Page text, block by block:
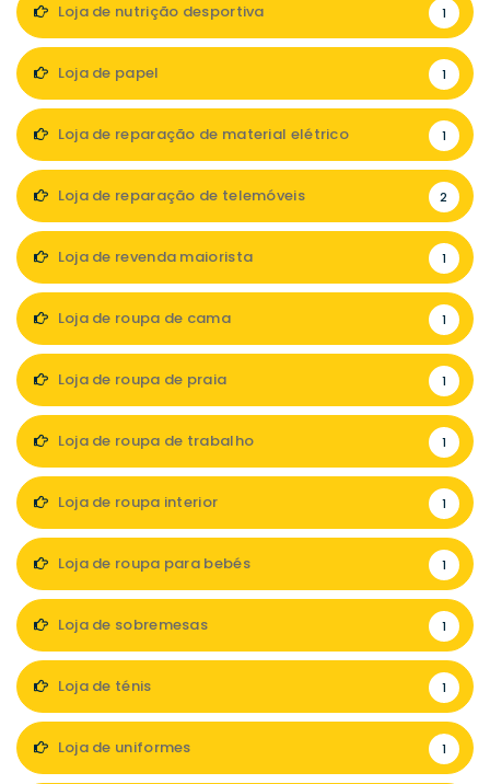
Loja de nutrição desportiva 1
Loja de papel 1
Loja de reparação de material elétrico 1
Loja de reparação de telemóveis 2
Loja de revenda maiorista 1
Loja de roupa de cama 1
Loja de roupa de praia 1
Loja de roupa de trabalho 1
Loja de roupa interior 1
Loja de roupa para bebés 1
Loja de sobremesas 1
Loja de ténis 1
Loja de uniformes 1